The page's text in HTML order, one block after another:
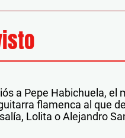
a Pepe Habichuela, el
flamenca al que
Lolita o Alejandro